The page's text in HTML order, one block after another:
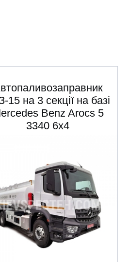
15 на 3 секції на базі
Benz Arocs 5
3340 6х4